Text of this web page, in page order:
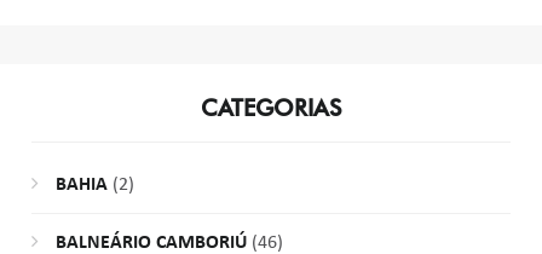
CATEGORIAS
BAHIA(2)
BALNEÁRIO CAMBORIÚ(46)